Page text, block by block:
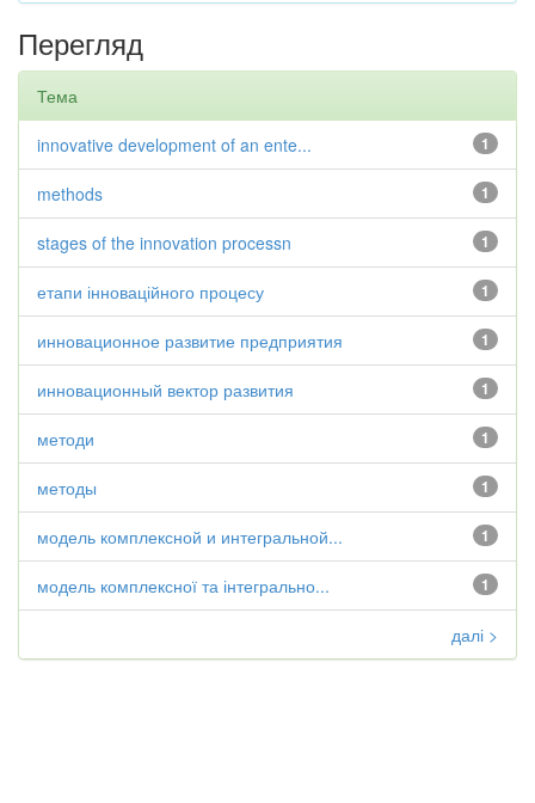
Перегляд
Тема
1
innovative development of an ente...
1
methods
1
stages of the innovation processn
1
етапи інноваційного процесу
1
инновационное развитие предприятия
1
инновационный вектор развития
1
методи
1
методы
1
модель комплексной и интегральной...
1
модель комплексної та інтегрально...
далі >